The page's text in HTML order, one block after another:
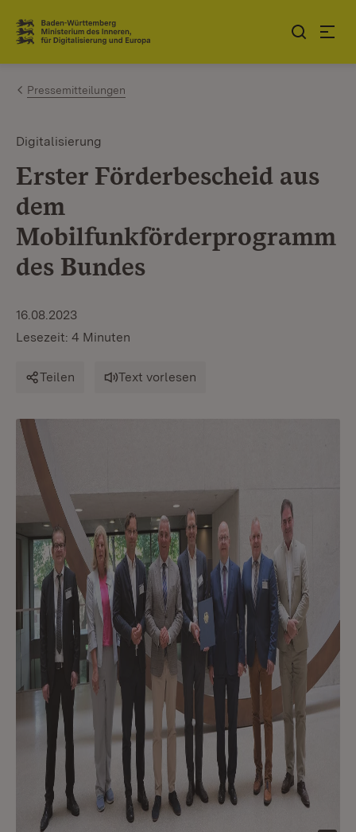
Zum Inhalt springen
Link zur Startseite
Pressemitteilungen
Digitalisierung
Erster Förderbescheid aus
dem
Mobilfunkförderprogramm
des Bundes
16.08.2023
Lesezeit: 4 Minuten
Teilen Text vorlesen